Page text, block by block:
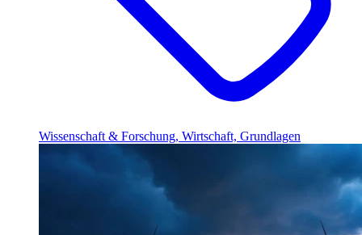
Wissenschaft & Forschung, Wirtschaft, Grundlagen